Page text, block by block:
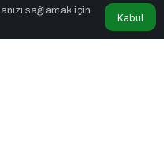
sağlamak için
Kabul